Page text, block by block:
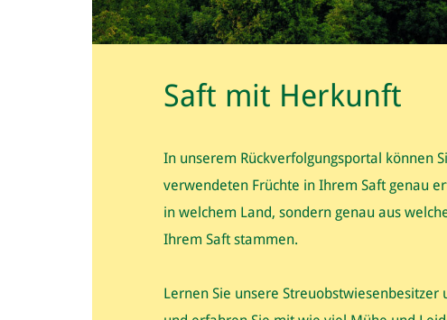
Saft mit Herkunft
In unserem Rückverfolgungsportal können
verwendeten Früchte in Ihrem Saft genau
in welchem Land, sondern genau aus
Ihrem Saft stammen.
Lernen Sie unsere